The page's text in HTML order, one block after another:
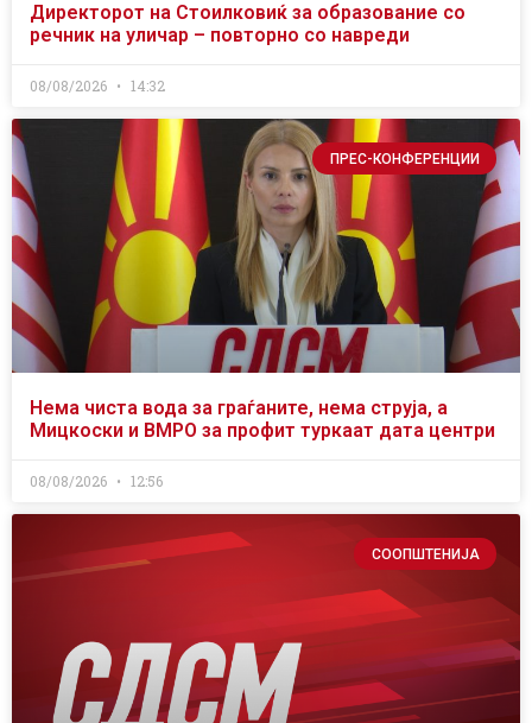
Директорот на Стоилковиќ за образование со
речник на уличар – повторно со навреди
08/08/2026 14:32
ПРЕС-КОНФЕРЕНЦИИ
Нема чиста вода за граѓаните, нема струја, а
Мицкоски и ВМРО за профит туркаат дата центри
08/08/2026 12:56
СООПШТЕНИЈА